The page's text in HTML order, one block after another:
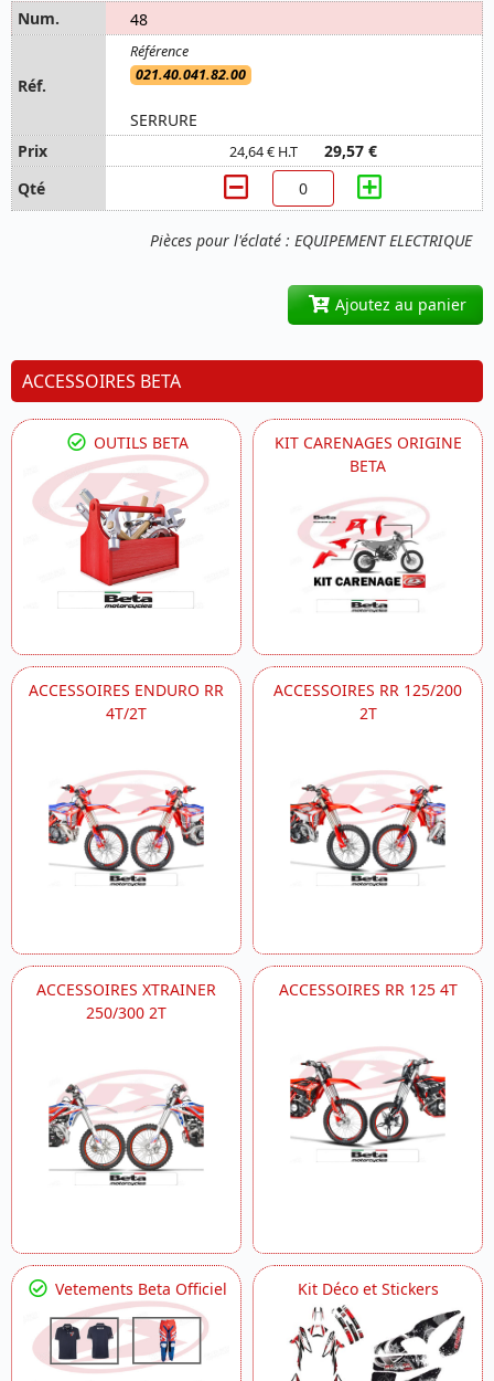
Pièces pour l'éclaté : EQUIPEMENT ELECTRIQUE
48
021.40.041.82.00
SERRURE
24,64 € H.T 29,57 €
Ajoutez au panier
ACCESSOIRES BETA
OUTILS BETA
KIT CARENAGES ORIGINE
BETA
ACCESSOIRES ENDURO RR
4T/2T
ACCESSOIRES RR 125/200
2T
ACCESSOIRES XTRAINER
250/300 2T
ACCESSOIRES RR 125 4T
Vetements Beta Officiel Kit Déco et Stickers